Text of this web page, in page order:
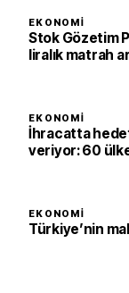
EKONOMI
Stok Gözetim
liralık matrah
EKONOMI
İhracatta
veriyor: 60
EKONOMI
Türkiye’nin